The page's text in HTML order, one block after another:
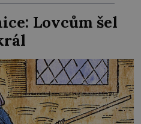
mladý český král.
na svět dcera,
(†1341) po […]
Lovcům šel